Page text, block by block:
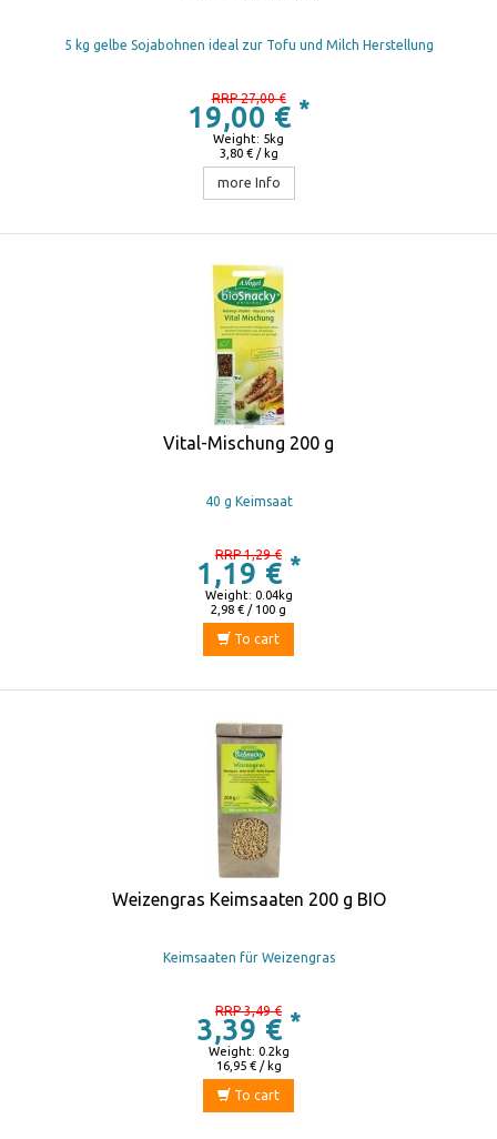
5 kg gelbe Sojabohnen ideal zur Tofu und Milch Herstellung
RRP 27,00 €
19,00 € *
3,80 € / kg
Weight: 5kg
more Info
Vital-Mischung 200 g
40 g Keimsaat
RRP 1,29 €
1,19 € *
2,98 € / 100 g
Weight: 0.04kg
To cart
Weizengras Keimsaaten 200 g BIO
Keimsaaten für Weizengras
RRP 3,49 €
3,39 € *
16,95 € / kg
Weight: 0.2kg
To cart